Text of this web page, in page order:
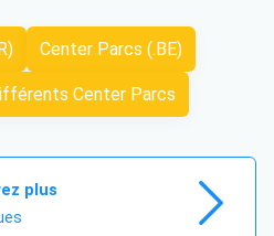
Center Parcs (.BE)
Center Parcs
plus